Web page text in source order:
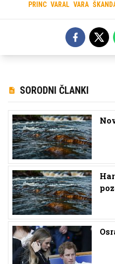
PRINC VARAL VARA
SORODNI ČLANKI